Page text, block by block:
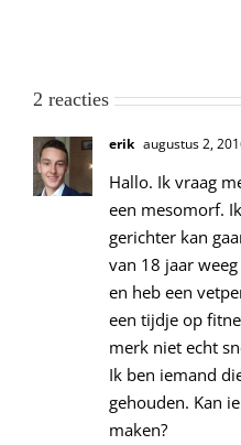
2 reacties
erik augustus 2,
Hallo. Ik vraag
een mesomorf.
gerichter kan
van 18 jaar
en heb een
een tijdje op
merk niet echt
Ik ben iemand
gehouden. Kan
maken?